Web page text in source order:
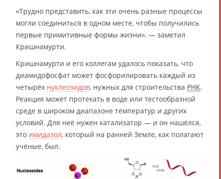
«Трудно представить, как эти очень разные процессы
могли соединиться в одном месте, чтобы получились
первые примитивные формы жизни», — заметил
Кришнамурти.
Кришнамурти и его коллегам удалось показать, что
диамидофосфат может фосфорилировать каждый из
четырёх нуклеозидов, нужных для строительства РНК.
Реакция может протекать в воде или тестообразной
среде в широком диапазоне температур и других
условий. Для неё нужен катализатор — и он нашёлся,
это имидазол, который на ранней Земле, как полагают
учёные, был.